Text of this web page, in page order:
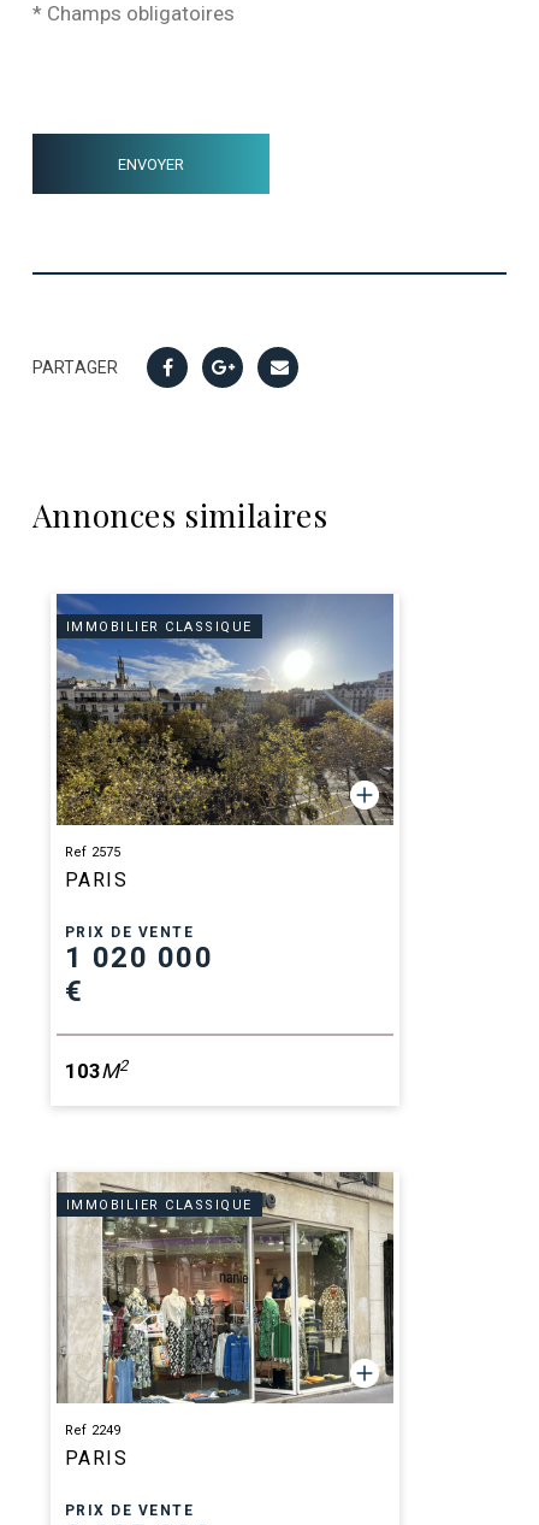
* Champs obligatoires
PARTAGER
Annonces similaires
IMMOBILIER CLASSIQUE
Ref 2575
PARIS
PRIX DE VENTE
1 020 000
€
103M2
IMMOBILIER CLASSIQUE
Ref 2249
PARIS
PRIX DE VENTE